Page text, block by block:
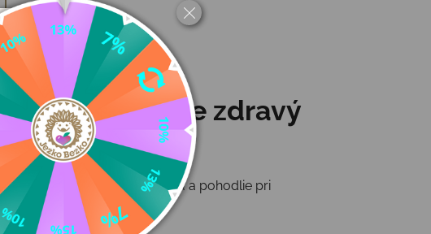
obuv pre zdravý
a zároveň poskytli stabilitu a pohodlie pri